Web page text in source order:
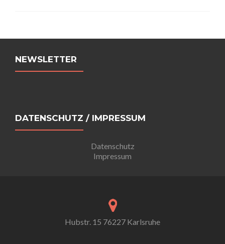
Beitrags-
Navigation
NEWSLETTER
DATENSCHUTZ / IMPRESSUM
Datenschutz
Impressum
Hubstr. 15 76227 Karlsruhe